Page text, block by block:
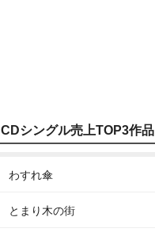
CDシングル売上TOP3作品
わすれ傘
とまり木の街